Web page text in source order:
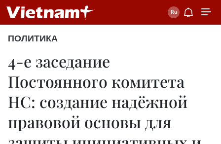
ПОЛИТИКА
4-е заседание
Постоянного комитета
НС: создание надёжной
правовой основы для